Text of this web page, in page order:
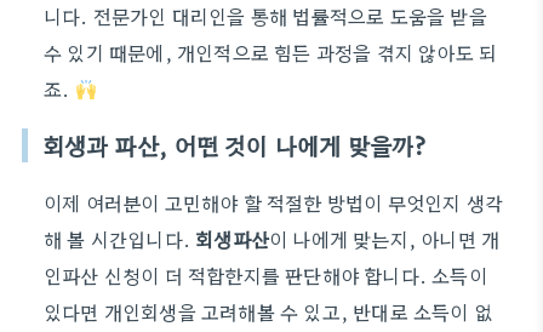
니다. 전문가인 대리인을 통해 법률적으로 도움을 받을
수 있기 때문에, 개인적으로 힘든 과정을 겪지 않아도 되
죠.
회생과 파산, 어떤 것이 나에게 맞을까?
이제 여러분이 고민해야 할 적절한 방법이 무엇인지 생각
해 볼 시간입니다. 회생파산이 나에게 맞는지, 아니면 개
인파산 신청이 더 적합한지를 판단해야 합니다. 소득이
있다면 개인회생을 고려해볼 수 있고, 반대로 소득이 없